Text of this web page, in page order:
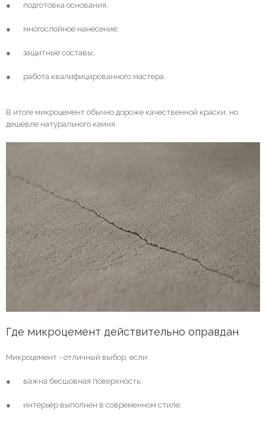
● подготовка основания;
● многослойное нанесение;
● защитные составы;
● работа квалифицированного мастера.
В итоге микроцемент обычно дороже качественной краски, но
дешевле натурального камня.
Где микроцемент действительно оправдан
Микроцемент - отличный выбор, если:
● важна бесшовная поверхность;
● интерьер выполнен в современном стиле;